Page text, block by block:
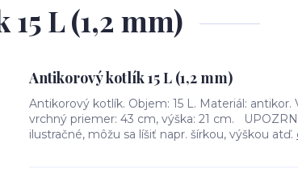
L (1,2 mm)
Antikorový kotlík 15 L (1,2 mm)
Antikorový kotlík. Objem: 15 L. Materiál: antikor.
vrchný priemer: 43 cm, výška: 21 cm.
ilustračné, môžu sa líšiť napr. šírkou, výškou atď.